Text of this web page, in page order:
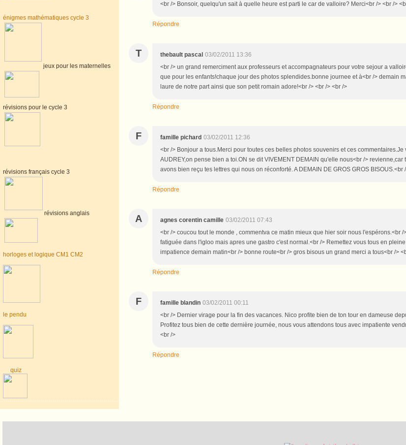
énigmes mathématiques cycle 3
jeux pour les maternelles
révisions pour le cycle 3
révisions français cycle 3
révisions anglais
horloges et logique CM1 CM2
le pendu
quiz
<br /> Bonsoir, quelqu'un sait à quelle heure est parti le car de valloire? Merci<br /> <br />
Répondre
T thebault pascal 03/02/2011 13:36
<br /> un grand remerciment aux professeurs et accompagnateurs pour votre sejour a
que pour les enfants!chaque jour des photos splendides.bonne journee et à<br /> demain
laure de notre part ainsi que son petit romain adore!<br /> <br /> <br />
Répondre
F famille pichard 03/02/2011 12:36
<br /> Bonjour a tous.Merci pour toutes ces belles photos souvenirs et ces
AUDREY,on pense bien a toi.ON se dit VIVEMENT DEMAIN qu'elle nous<br />
avons bien reçu tes lettres qui nous on réconforté. A DEMAIN DE GROS GROS BISOUS.<br
Répondre
A agnes corentin camille 03/02/2011 07:43
<br /> coucou tout le monde , commentva ce matin mieux que hier soir nous l'espérons.<br
fatiguée dans l'igloo mais apres une gastro c'est normal.<br /> Remettez vous tous en
impatience demain matin<br /> bonne route<br /> gros bisous un grand merci a tous<br />
Répondre
F famille blandin 03/02/2011 00:11
<br /> Dernier virage pour la fin des vacances. Nico profite bien de ton tour en dameuse
Profitez tous bien de cette dernière journée, nous vous attendons tous avec impatiente
<br />
Répondre